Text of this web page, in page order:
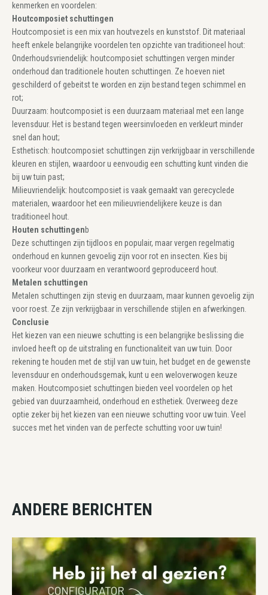
kenmerken en voordelen:
Houtcomposiet schuttingen
Houtcomposiet is een mix van houtvezels en kunststof. Dit materiaal
heeft enkele belangrijke voordelen ten opzichte van traditioneel hout:
Onderhoudsvriendelijk: houtcomposiet schuttingen vergen minder
onderhoud dan traditionele houten schuttingen. Ze hoeven niet
geschilderd of gebeitst te worden en zijn bestand tegen schimmel en
rot;
Duurzaam: houtcomposiet is een duurzaam materiaal met een lange
levensduur. Het is bestand tegen weersinvloeden en verkleurt minder
snel dan hout;
Esthetisch: houtcomposiet schuttingen zijn verkrijgbaar in verschillende
kleuren en stijlen, waardoor u eenvoudig een schutting kunt vinden die
bij uw tuin past;
Milieuvriendelijk: houtcomposiet is vaak gemaakt van gerecyclede
materialen, waardoor het een milieuvriendelijkere keuze is dan
traditioneel hout.
Houten schuttingenb
Deze schuttingen zijn tijdloos en populair, maar vergen regelmatig
onderhoud en kunnen gevoelig zijn voor rot en insecten. Kies bij
voorkeur voor duurzaam en verantwoord geproduceerd hout.
Metalen schuttingen
Metalen schuttingen zijn stevig en duurzaam, maar kunnen gevoelig zijn
voor roest. Ze zijn verkrijgbaar in verschillende stijlen en afwerkingen.
Conclusie
Het kiezen van een nieuwe schutting is een belangrijke beslissing die
invloed heeft op de uitstraling en functionaliteit van uw tuin. Door
rekening te houden met de stijl van uw tuin, het budget en de gewenste
levensduur en onderhoudsgemak, kunt u een weloverwogen keuze
maken. Houtcomposiet schuttingen bieden veel voordelen op het
gebied van duurzaamheid, onderhoud en esthetiek. Overweeg deze
optie zeker bij het kiezen van een nieuwe schutting voor uw tuin. Veel
succes met het vinden van de perfecte schutting voor uw tuin!
ANDERE BERICHTEN